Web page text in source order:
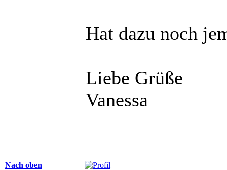
Hat dazu noch
Liebe Grüße
Vanessa
Nach oben